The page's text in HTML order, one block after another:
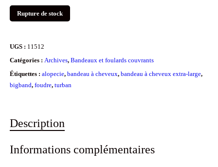
Rupture de stock
UGS : 11512
Catégories : Archives, Bandeaux et foulards couvrants
Étiquettes : alopecie, bandeau à cheveux, bandeau à cheveux extra-large,
bigband, foudre, turban
Description
Informations complémentaires